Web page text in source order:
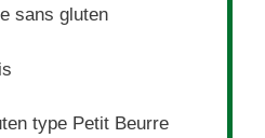
sans gluten
type Petit Beurre